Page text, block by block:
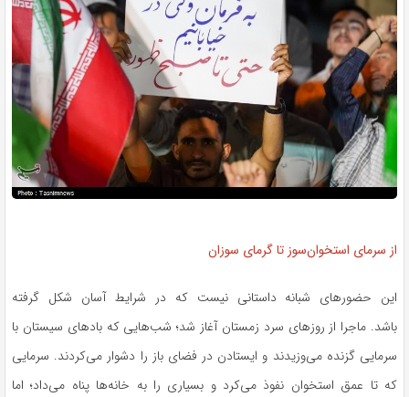
از سرمای استخوان‌سوز تا گرمای سوزان
این حضورهای شبانه داستانی نیست که در شرایط آسان شکل گرفته
باشد. ماجرا از روزهای سرد زمستان آغاز شد؛ شب‌هایی که بادهای سیستان با
سرمایی گزنده می‌وزیدند و ایستادن در فضای باز را دشوار می‌کردند. سرمایی
که تا عمق استخوان نفوذ می‌کرد و بسیاری را به خانه‌ها پناه می‌داد؛ اما